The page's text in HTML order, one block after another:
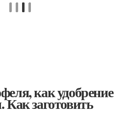
как удобрение
заготовить